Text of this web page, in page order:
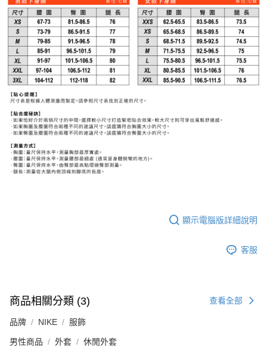
顯示電腦版詳細說明
客服
商品相關分類 (3) 查看全部
品牌 NIKE 服飾
男性商品 外套 休閒外套